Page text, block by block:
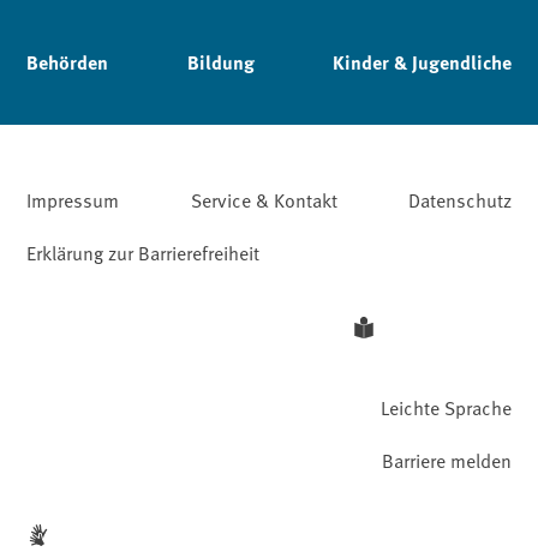
Behörden Bildung Kinder & Jugendliche
Impressum Service & Kontakt
Datenschutz
Erklärung zur Barrierefreiheit
Leichte Sprache
Barriere melden